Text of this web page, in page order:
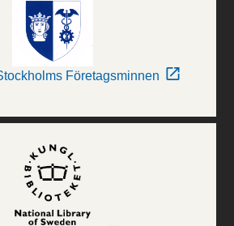
Företagsminnen